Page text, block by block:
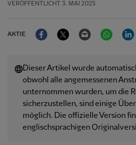
VERÖFFENTLICHT 3. MAI 2025
AKTIE
FacebookTwitter Email
Dieser Artikel wurde
obwohl alle angemessenen
unternommen wurden, um die
sicherzustellen, sind einige
möglich. Die offizielle Version
englischsprachigen